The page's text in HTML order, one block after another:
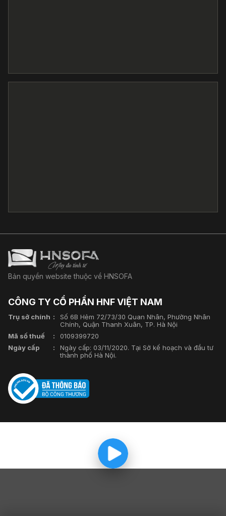
Bản quyền website thuộc về HNSOFA
CÔNG TY CỔ PHẦN HNF VIỆT NAM
Trụ sở chính
Số 6B Hẻm 72/73/30 Quan Nhân, Phường Nhân
Chính, Quận Thanh Xuân, TP. Hà Nội
Mã số thuế
0109399720
Ngày cấp
Ngày cấp: 03/11/2020. Tại Sở kế hoạch và đầu tư
thành phố Hà Nội.